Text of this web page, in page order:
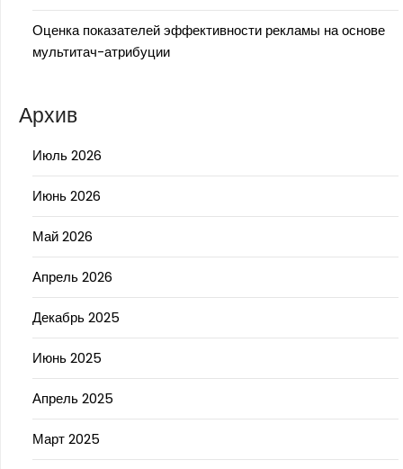
Оценка показателей эффективности рекламы на основе
мультитач-атрибуции
Архив
Июль 2026
Июнь 2026
Май 2026
Апрель 2026
Декабрь 2025
Июнь 2025
Апрель 2025
Март 2025